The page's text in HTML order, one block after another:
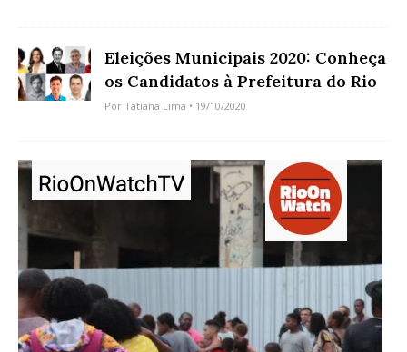
Eleições Municipais 2020: Conheça
os Candidatos à Prefeitura do Rio
Por Tatiana Lima • 19/10/2020